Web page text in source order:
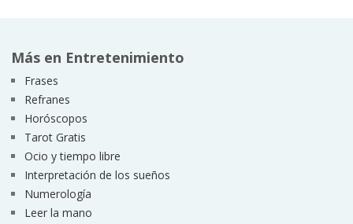
Más en Entretenimiento
Frases
Refranes
Horóscopos
Tarot Gratis
Ocio y tiempo libre
Interpretación de los sueños
Numerología
Leer la mano